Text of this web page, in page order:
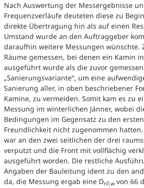
Nach Auswertung der Messergebnisse
Frequenzverläufe deuteten diese zu
direkte Übertragung hin als auf einen
Umstand wurde an den Auftraggeber
daraufhin weitere Messungen wünschte.
Räume gemessen, bei denen ein Kamin
ausgeführt wurde als die zuvor
„Sanierungsvariante“, um eine
Sanierung aller, in oben beschriebener
Kamine, zu vermeiden. Somit kam es zu
Messung im winterlichen Jänner, wobei
Bedingungen im Gegensatz zu den
Freundlichkeit nicht zugenommen
war an den zwei seitlichen der drei
verputzt und die Front mit vollflächig
ausgeführt worden. Die restliche
Angaben der Bauleitung ident zu den
da, die Messung ergab eine DnT,w von 66